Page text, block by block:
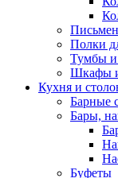
Полки
Тумбы и
Шкафы и
Кухня и
Барные
Бары,
Буфеты